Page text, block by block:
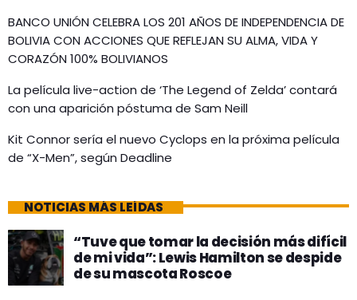
BANCO UNIÓN CELEBRA LOS 201 AÑOS DE INDEPENDENCIA DE
BOLIVIA CON ACCIONES QUE REFLEJAN SU ALMA, VIDA Y
CORAZÓN 100% BOLIVIANOS
La película live-action de ‘The Legend of Zelda’ contará
con una aparición póstuma de Sam Neill
Kit Connor sería el nuevo Cyclops en la próxima película
de “X-Men”, según Deadline
NOTICIAS MÁS LEÍDAS
“Tuve que tomar la decisión más difícil
de mi vida”: Lewis Hamilton se despide
de su mascota Roscoe